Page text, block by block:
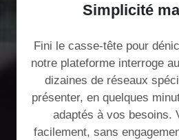
Simplicité
Fini le casse-tête pour
notre plateforme interroge
dizaines de réseaux
présenter, en quelques
adaptés à vos besoins.
facilement, sans